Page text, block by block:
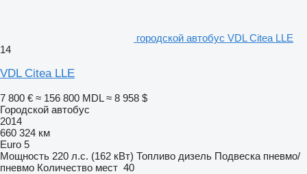
городской автобус VDL Citea LLE
14
VDL Citea LLE
7 800 € ≈ 156 800 MDL ≈ 8 958 $
Городской автобус
2014
660 324 км
Euro 5
Мощность 220 л.с. (162 кВт) Топливо дизель Подвеска пневмо/
пневмо Количество мест 40